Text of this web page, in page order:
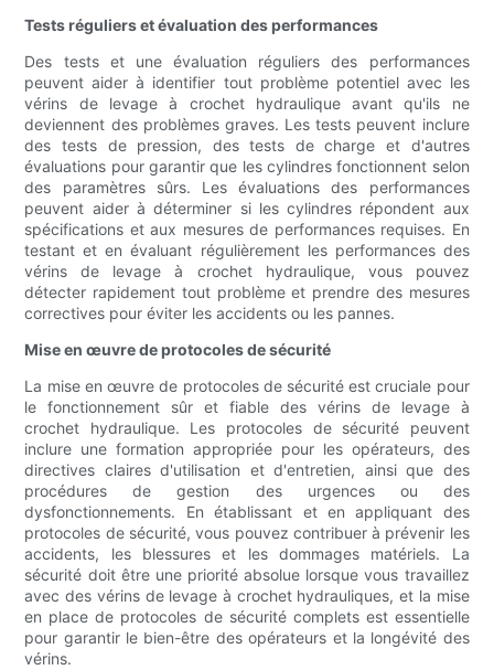
Tests réguliers et évaluation des performances
Des tests et une évaluation réguliers des performances
peuvent aider à identifier tout problème potentiel avec les
vérins de levage à crochet hydraulique avant qu'ils ne
deviennent des problèmes graves. Les tests peuvent inclure
des tests de pression, des tests de charge et d'autres
évaluations pour garantir que les cylindres fonctionnent selon
des paramètres sûrs. Les évaluations des performances
peuvent aider à déterminer si les cylindres répondent aux
spécifications et aux mesures de performances requises. En
testant et en évaluant régulièrement les performances des
vérins de levage à crochet hydraulique, vous pouvez
détecter rapidement tout problème et prendre des mesures
correctives pour éviter les accidents ou les pannes.
Mise en œuvre de protocoles de sécurité
La mise en œuvre de protocoles de sécurité est cruciale pour
le fonctionnement sûr et fiable des vérins de levage à
crochet hydraulique. Les protocoles de sécurité peuvent
inclure une formation appropriée pour les opérateurs, des
directives claires d'utilisation et d'entretien, ainsi que des
procédures de gestion des urgences ou des
dysfonctionnements. En établissant et en appliquant des
protocoles de sécurité, vous pouvez contribuer à prévenir les
accidents, les blessures et les dommages matériels. La
sécurité doit être une priorité absolue lorsque vous travaillez
avec des vérins de levage à crochet hydrauliques, et la mise
en place de protocoles de sécurité complets est essentielle
pour garantir le bien-être des opérateurs et la longévité des
vérins.